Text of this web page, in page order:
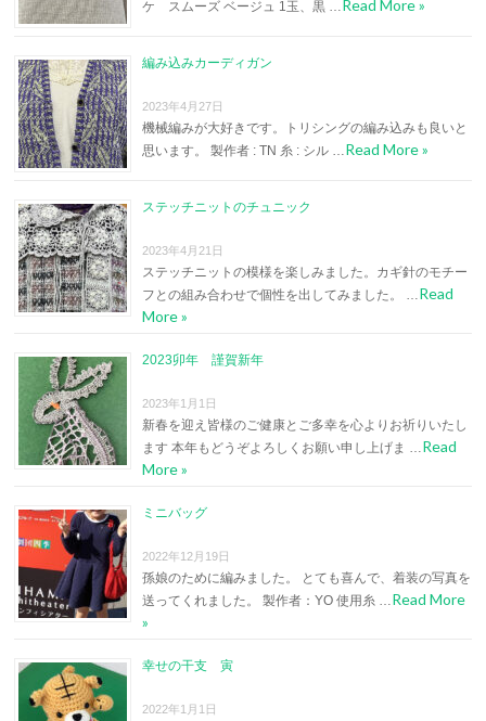
ケ スムーズ ベージュ 1玉、黒 … Read More »
編み込みカーディガン
2023年4月27日
機械編みが大好きです。トリシングの編み込みも良いと
思います。 製作者 : TN 糸 : シル … Read More »
ステッチニットのチュニック
2023年4月21日
ステッチニットの模様を楽しみました。カギ針のモチー
フとの組み合わせで個性を出してみました。 … Read
More »
2023卯年 謹賀新年
2023年1月1日
新春を迎え皆様のご健康とご多幸を心よりお祈りいたし
ます 本年もどうぞよろしくお願い申し上げま … Read
More »
ミニバッグ
2022年12月19日
孫娘のために編みました。 とても喜んで、着装の写真を
送ってくれました。 製作者：YO 使用糸 … Read More
»
幸せの干支 寅
2022年1月1日